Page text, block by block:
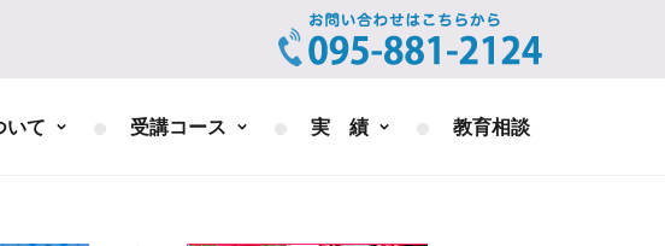
いて 受講コース 実 績 教育相談